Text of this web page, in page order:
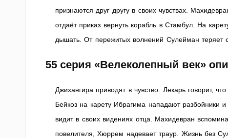
признаются друг другу в своих чувствах.
отдаёт приказ вернуть корабль в Стамбул. На
дышать. От пережитых волнений Сулейман теряет
55 серия «Велеколепный век»
Джихангира приводят в чувство. Лекарь говорит,
Бейкоз на карету Ибрагима нападают разбойники
видит в своих видениях отца. Махидевран
повелителя, Хюррем надевает траур. Жизнь без